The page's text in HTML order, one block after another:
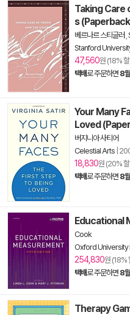
Taking Care
s
베르나르 스티글러
Stanford
47,560원 (18%
택배로 주문하면 8
Your Many
Loved
버지니아 사티어
Celestial Arts
18,830원 (20%
택배로 주문하면 8
Educational
Cook
Oxford University
254,830원 (18%
택배로 주문하면 8
Therapy